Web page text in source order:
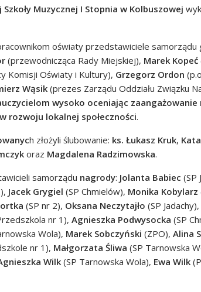
Muzycznej I Stopnia w Kolbuszowej
oświaty przedstawiciele samorządu
(przewodnicząca Rady Miejskiej), Marek Kopeć
Komisji Oświaty i Kultury), Grzegorz Ordon
Wąsik (prezes Zarządu Oddziału Związku
wysoko oceniając zaangażowanie
rozwoju lokalnej społeczności.
h złożyli ślubowanie: ks. Łukasz Kruk,
oraz Magdalena Radzimowska.
samorządu nagrody: Jolanta Babiec (SP
Jacek Grygiel (SP Chmielów), Monika Kobylarz
(SP nr 2), Oksana Neczytajło (SP Jadachy),
nr 1), Agnieszka Podwysocka (SP
Wola), Marek Sobczyński (ZPO), Alina
nr 1), Małgorzata Śliwa (SP Tarnowska
Wilk(SP Tarnowska Wola), Ewa Wilk